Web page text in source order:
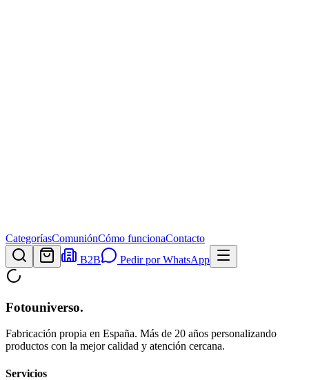
CategoríasComuniónCómo funcionaContacto
B2B
Pedir por WhatsApp
Fotouniverso.
Fabricación propia en España. Más de 20 años personalizando
productos con la mejor calidad y atención cercana.
Servicios